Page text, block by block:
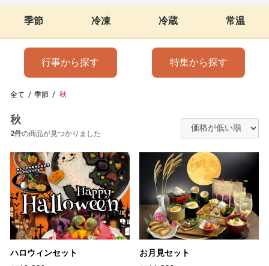
季節 冷凍 冷蔵 常温
行事から探す 特集から探す
全て / 季節 / 秋
秋
2件の商品が見つかりました
ハロウィンセット
お月見セット